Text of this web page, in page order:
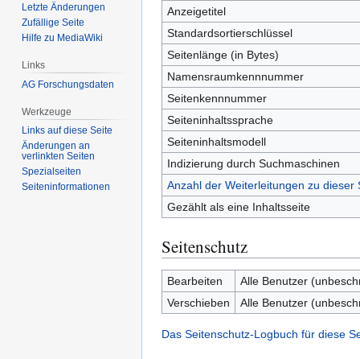
springen
springen
Anzeigetitel
Standardsortierschlüssel
Seitenlänge (in Bytes)
Namensraumkennnummer
Seitenkennnummer
Seiteninhaltssprache
Seiteninhaltsmodell
Indizierung durch Suchmaschinen
Anzahl der Weiterleitungen zu dieser
Gezählt als eine Inhaltsseite
Seitenschutz
Bearbeiten
Alle Benutzer
Verschieben
Alle Benutzer
Das Seitenschutz-Logbuch für diese
Letzte Änderungen
Zufällige Seite
Hilfe zu MediaWiki
Links
AG Forschungsdaten
Werkzeuge
Links auf diese Seite
Änderungen an
verlinkten Seiten
Spezialseiten
Seiten­­informationen